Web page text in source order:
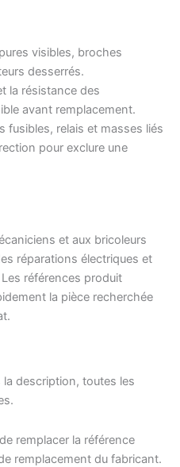
visibles, broches
desserrés.
la résistance des
avant remplacement.
fusibles, relais et masses liés
pour exclure une
et aux bricoleurs
réparations électriques et
références produit
la pièce recherchée
description, toutes les
remplacer la référence
remplacement du fabricant.